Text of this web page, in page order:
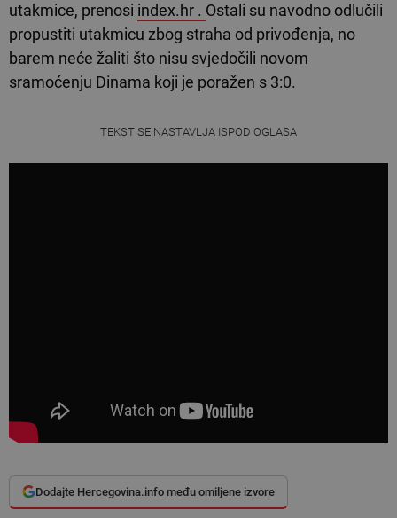
utakmice, prenosi index.hr . Ostali su navodno odlučili
propustiti utakmicu zbog straha od privođenja, no
barem neće žaliti što nisu svjedočili novom
sramoćenju Dinama koji je poražen s 3:0.
TEKST SE NASTAVLJA ISPOD OGLASA
Dodajte Hercegovina.info među omiljene izvore